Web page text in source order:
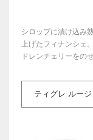
シロップに漬け込み
上げたフィナンシェ
ドレンチェリーをの
ティグレ ルー